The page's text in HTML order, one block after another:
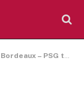
bukmacherskie (03.03.2021). Jakie zakłady warto typować ?